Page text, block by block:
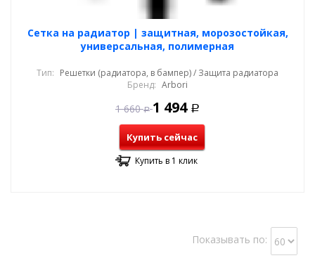
Cетка на радиатор | защитная, морозостойкая,
универсальная, полимерная
Тип: Решетки (радиатора, в бампер) / Защита радиатора
Бренд: Arbori
1 660 Р 1 494 Р
Купить сейчас
Купить в 1 клик
Показывать по: